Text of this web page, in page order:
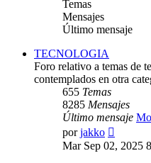
Temas
Mensajes
Último mensaje
TECNOLOGIA
Foro relativo a temas de
contemplados en otra
655 Temas
8285 Mensajes
Último mensaje
porjakko
último
Mar Sep 02, 2025